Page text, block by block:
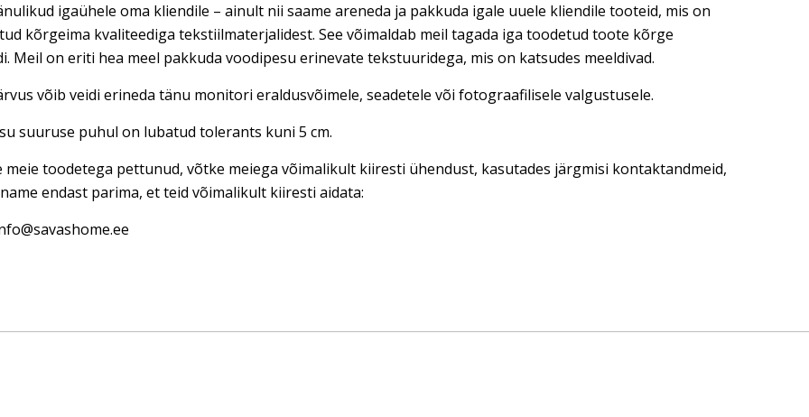
igaühele oma kliendile – ainult nii saame areneda ja pakkuda igale uuele kliendile tooteid, mis on
kõrgeima kvaliteediga tekstiilmaterjalidest. See võimaldab meil tagada iga toodetud toote kõrge
Meil on eriti hea meel pakkuda voodipesu erinevate tekstuuridega, mis on katsudes meeldivad.
võib veidi erineda tänu monitori eraldusvõimele, seadetele või fotograafilisele valgustusele.
suuruse puhul on lubatud tolerants kuni 5 cm.
meie toodetega pettunud, võtke meiega võimalikult kiiresti ühendust, kasutades järgmisi kontaktandmeid,
endast parima, et teid võimalikult kiiresti aidata: